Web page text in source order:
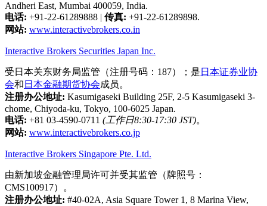
Andheri East, Mumbai 400059, India.
电话: +91-22-61289888 | 传真: +91-22-61289898.
网站: www.interactivebrokers.co.in
Interactive Brokers Securities Japan Inc.
受日本关东财务局监管（注册号码：187）；是 日本证券业协
会和 日本金融期货协会成员。
注册办公地址: Kasumigaseki Building 25F, 2-5 Kasumigaseki 3-
chome, Chiyoda-ku, Tokyo, 100-6025 Japan.
电话: +81 03-4590-0711 (工作日8:30-17:30 JST)。
网站: www.interactivebrokers.co.jp
Interactive Brokers Singapore Pte. Ltd.
由新加坡金融管理局许可并受其监管（牌照号：
CMS100917）。
注册办公地址: #40-02A, Asia Square Tower 1, 8 Marina View,